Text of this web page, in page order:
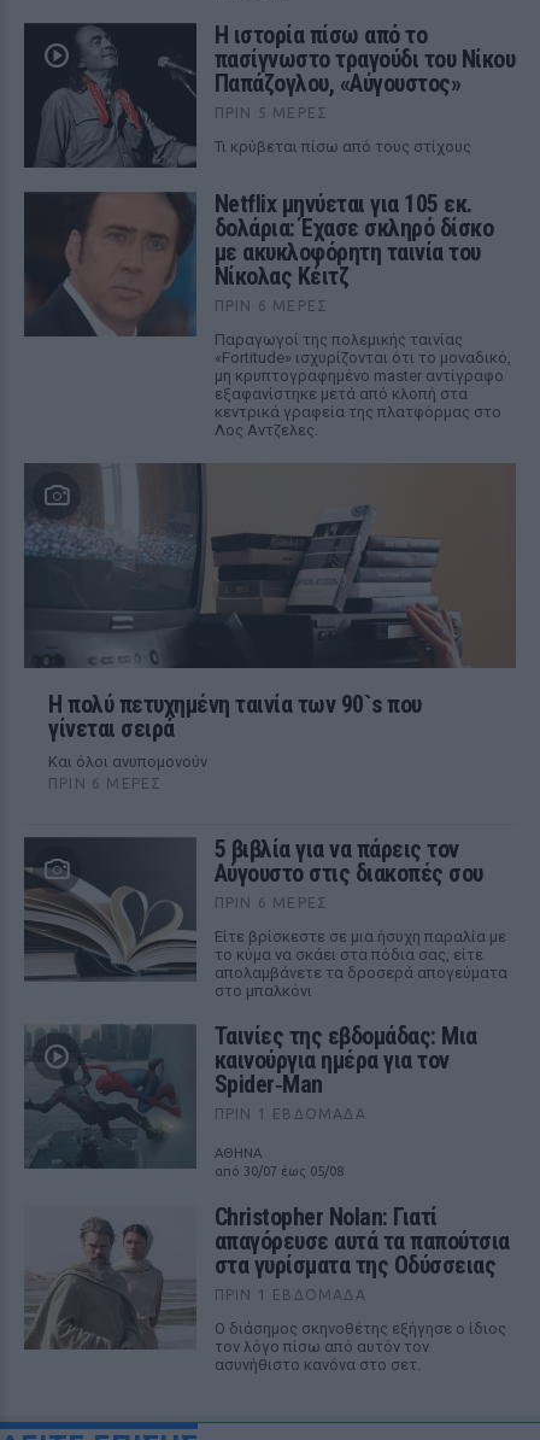
Η ιστορία πίσω από το
πασίγνωστο τραγούδι του Νίκου
Παπάζογλου, «Αύγουστος»
ΠΡΙΝ 5 ΜΈΡΕΣ
Τι κρύβεται πίσω από τους στίχους
Netflix μηνύεται για 105 εκ.
δολάρια: Έχασε σκληρό δίσκο
με ακυκλοφόρητη ταινία του
Νίκολας Κέιτζ
ΠΡΙΝ 6 ΜΈΡΕΣ
Παραγωγοί της πολεμικής ταινίας
«Fortitude» ισχυρίζονται ότι το μοναδικό,
μη κρυπτογραφημένο master αντίγραφο
εξαφανίστηκε μετά από κλοπή στα
κεντρικά γραφεία της πλατφόρμας στο
Λος Αντζελες.
Η πολύ πετυχημένη ταινία των 90`s που
γίνεται σειρά
Και όλοι ανυπομονούν
ΠΡΙΝ 6 ΜΈΡΕΣ
5 βιβλία για να πάρεις τον
Αύγουστο στις διακοπές σου
ΠΡΙΝ 6 ΜΈΡΕΣ
Είτε βρίσκεστε σε μια ήσυχη παραλία με
το κύμα να σκάει στα πόδια σας, είτε
απολαμβάνετε τα δροσερά απογεύματα
στο μπαλκόνι
Ταινίες της εβδομάδας: Μια
καινούργια ημέρα για τον
Spider‑Man
ΠΡΙΝ 1 ΕΒΔΟΜΆΔΑ
ΑΘΗΝΑ
από 30/07 έως 05/08
Christopher Nolan: Γιατί
απαγόρευσε αυτά τα παπούτσια
στα γυρίσματα της Οδύσσειας
ΠΡΙΝ 1 ΕΒΔΟΜΆΔΑ
Ο διάσημος σκηνοθέτης εξήγησε ο ίδιος
τον λόγο πίσω από αυτόν τον
ασυνήθιστο κανόνα στο σετ.